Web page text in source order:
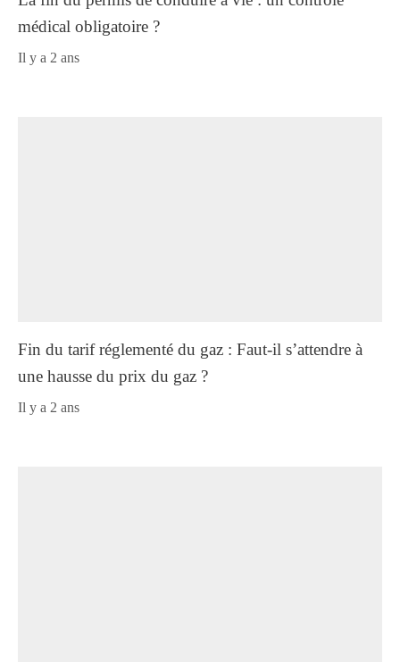
médical obligatoire ?
il y a 2 ans
Fin du tarif réglementé du gaz : Faut-il s’attendre à
une hausse du prix du gaz ?
il y a 2 ans